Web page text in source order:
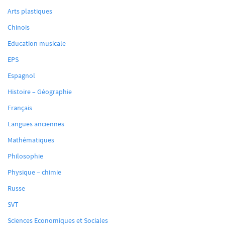
Arts plastiques
Chinois
Education musicale
EPS
Espagnol
Histoire – Géographie
Français
Langues anciennes
Mathématiques
Philosophie
Physique – chimie
Russe
SVT
Sciences Economiques et Sociales